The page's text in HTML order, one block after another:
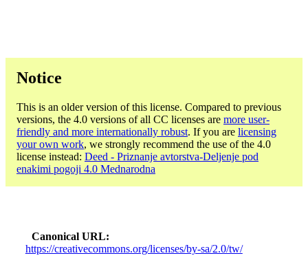
Notice
This is an older version of this license. Compared to previous
versions, the 4.0 versions of all CC licenses are more user-
friendly and more internationally robust. If you are licensing
your own work, we strongly recommend the use of the 4.0
license instead: Deed - Priznanje avtorstva-Deljenje pod
enakimi pogoji 4.0 Mednarodna
Canonical URL
https://creativecommons.org/licenses/by-sa/2.0/tw/